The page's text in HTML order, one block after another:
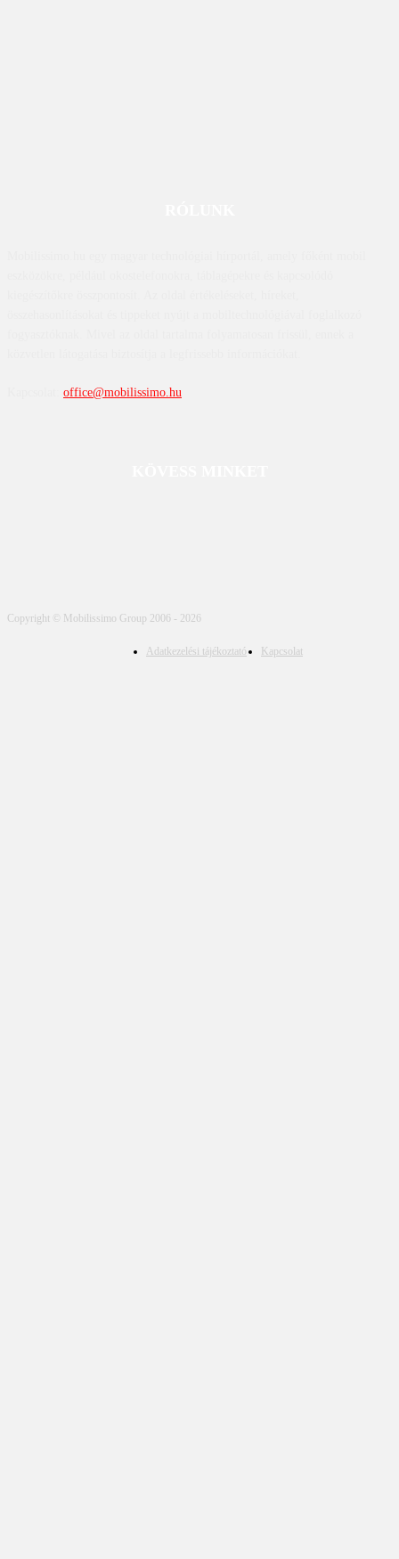
office@mobilissimo.hu
Copyright © Mobilissimo Group 2006 - 2026
Adatkezelési tájékoztató Kapcsolat